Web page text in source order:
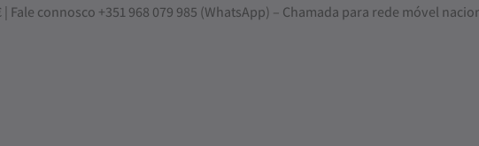
connosco +351 968 079 985 (WhatsApp) – Chamada para rede móvel